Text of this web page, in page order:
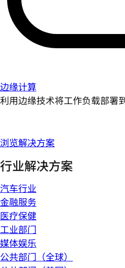
边缘计算
利用边缘技术将工作负载部署
浏览解决方案
行业解决方案
汽车行业
金融服务
医疗保健
工业部门
媒体娱乐
公共部门（全球）